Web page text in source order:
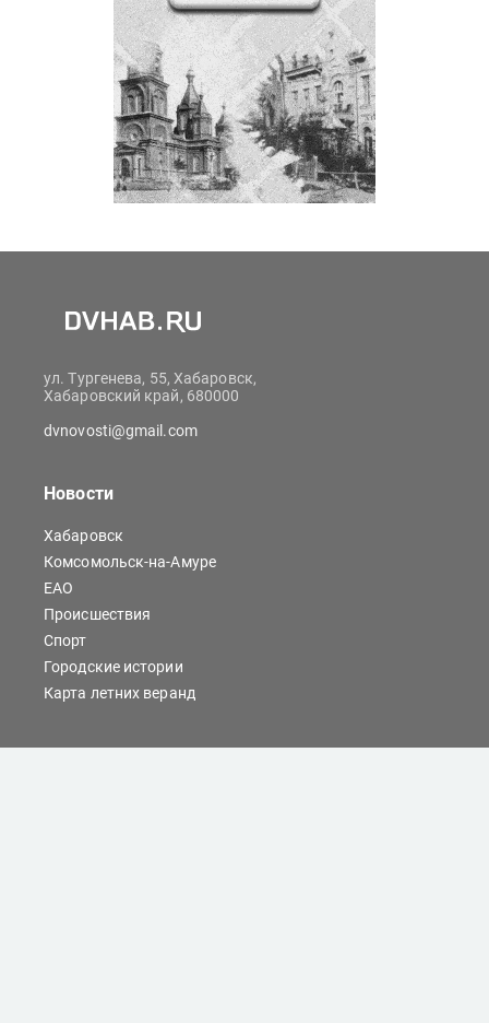
ул. Тургенева, 55, Хабаровск,
Хабаровский край, 680000
dvnovosti@gmail.com
Новости
Хабаровск
Комсомольск-на-Амуре
ЕАО
Происшествия
Спорт
Городские истории
Карта летних веранд